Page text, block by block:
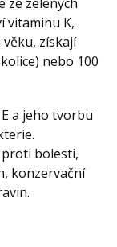
vitaminu K,
získají
nebo 100
a jeho tvorbu
bolesti,
konzervační